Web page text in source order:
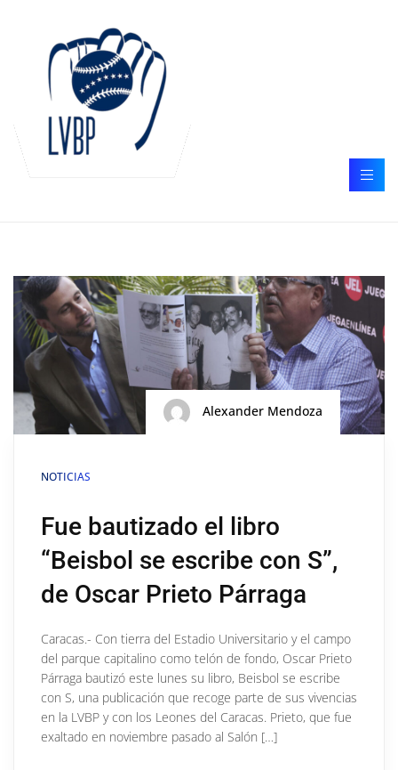
Alexander Mendoza
NOTICIAS
Fue bautizado el libro
“Beisbol se escribe con S”,
de Oscar Prieto Párraga
Caracas.- Con tierra del Estadio Universitario y el campo
del parque capitalino como telón de fondo, Oscar Prieto
Párraga bautizó este lunes su libro, Beisbol se escribe
con S, una publicación que recoge parte de sus vivencias
en la LVBP y con los Leones del Caracas. Prieto, que fue
exaltado en noviembre pasado al Salón […]